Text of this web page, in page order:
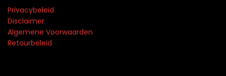
Privacybeleid
Disclaimer
Algemene Voorwaarden
Retourbeleid